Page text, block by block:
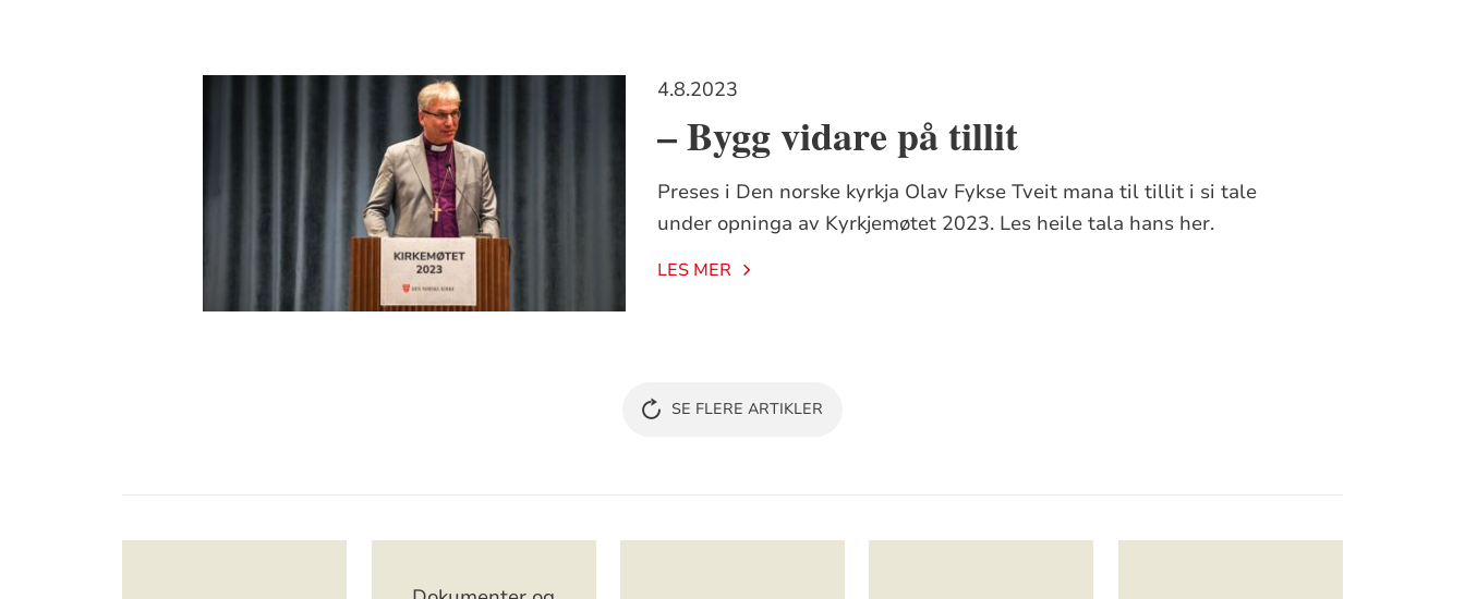
4.8.2023
– Bygg vidare på tillit
Preses i Den norske kyrkja Olav Fykse Tveit mana til tillit i si tale
under opninga av Kyrkjemøtet 2023. Les heile tala hans her.
LES MER
SE FLERE ARTIKLER